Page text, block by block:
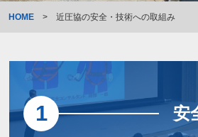
HOME > 近圧協の安全・技術への取組み
1 安